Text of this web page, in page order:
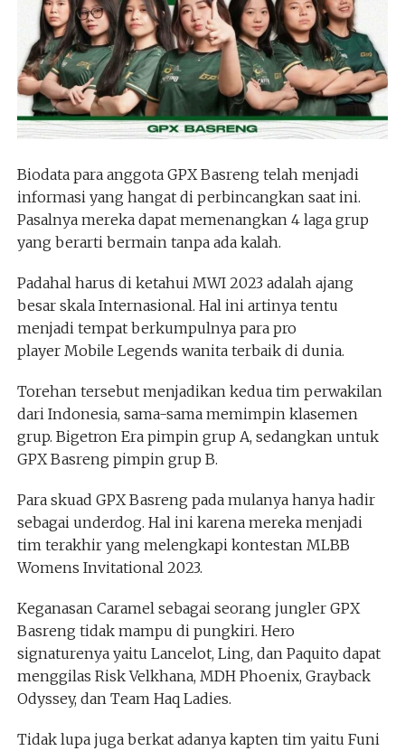
Biodata para anggota GPX Basreng telah menjadi
informasi yang hangat di perbincangkan saat ini.
Pasalnya mereka dapat memenangkan 4 laga grup
yang berarti bermain tanpa ada kalah.
Padahal harus di ketahui MWI 2023 adalah ajang
besar skala Internasional. Hal ini artinya tentu
menjadi tempat berkumpulnya para pro
player Mobile Legends wanita terbaik di dunia.
Torehan tersebut menjadikan kedua tim perwakilan
dari Indonesia, sama-sama memimpin klasemen
grup. Bigetron Era pimpin grup A, sedangkan untuk
GPX Basreng pimpin grup B.
Para skuad GPX Basreng pada mulanya hanya hadir
sebagai underdog. Hal ini karena mereka menjadi
tim terakhir yang melengkapi kontestan MLBB
Womens Invitational 2023.
Keganasan Caramel sebagai seorang jungler GPX
Basreng tidak mampu di pungkiri. Hero
signaturenya yaitu Lancelot, Ling, dan Paquito dapat
menggilas Risk Velkhana, MDH Phoenix, Grayback
Odyssey, dan Team Haq Ladies.
Tidak lupa juga berkat adanya kapten tim yaitu Funi